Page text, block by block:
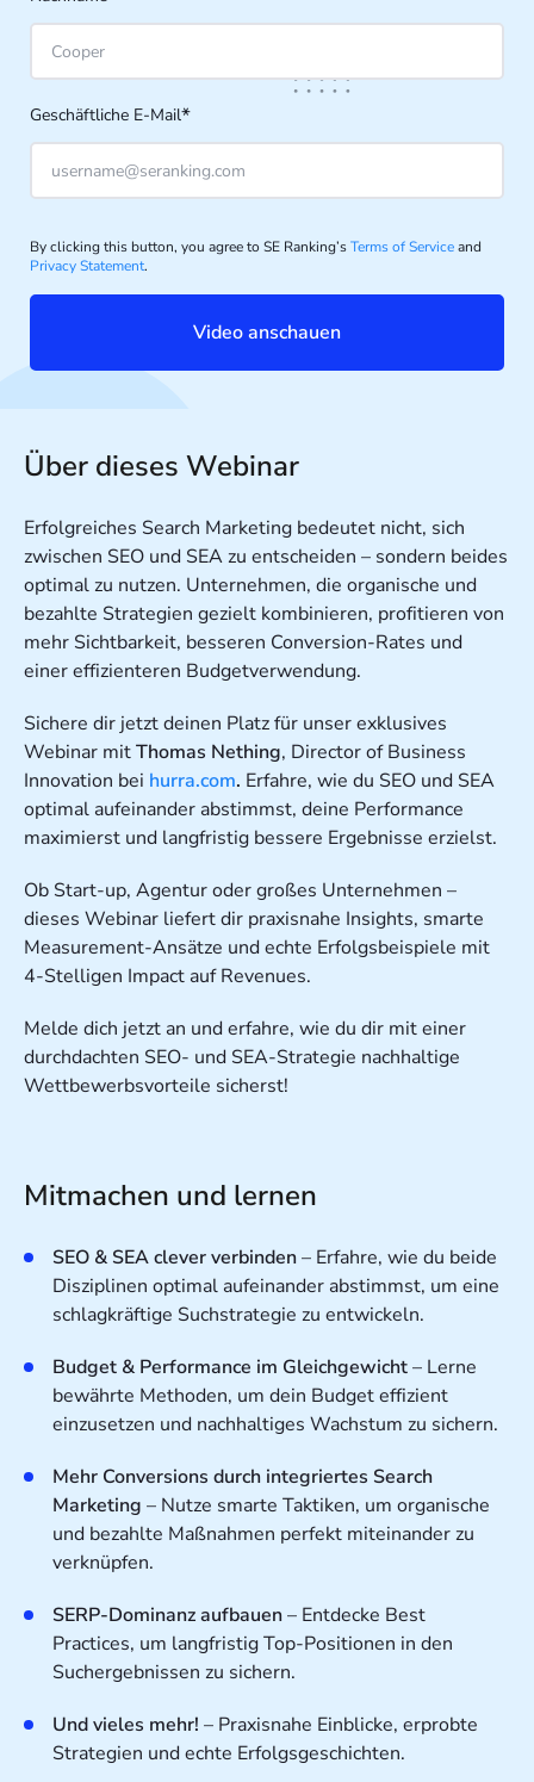
Geschäftliche E-Mail*
By clicking this button, you agree to SE Ranking’sTerms of Serviceand
Privacy Statement.
Video anschauen
Über dieses Webinar
Erfolgreiches Search Marketing bedeutet nicht, sich
zwischen SEO und SEA zu entscheiden – sondern beides
optimal zu nutzen. Unternehmen, die organische und
bezahlte Strategien gezielt kombinieren, profitieren von
mehr Sichtbarkeit, besseren Conversion-Rates und
einer effizienteren Budgetverwendung.
Sichere dir jetzt deinen Platz für unser exklusives
Webinar mitThomas Nething, Director of Business
Innovation bei hurra.com. Erfahre, wie du SEO und SEA
optimal aufeinander abstimmst, deine Performance
maximierst und langfristig bessere Ergebnisse erzielst.
Ob Start-up, Agentur oder großes Unternehmen –
dieses Webinar liefert dir praxisnahe Insights, smarte
Measurement-Ansätze und echte Erfolgsbeispiele mit
4-Stelligen Impact auf Revenues.
Melde dich jetzt an und erfahre, wie du dir mit einer
durchdachten SEO- und SEA-Strategie nachhaltige
Wettbewerbsvorteile sicherst!
Mitmachen und lernen
SEO & SEA clever verbinden– Erfahre, wie du beide
Disziplinen optimal aufeinander abstimmst, um eine
schlagkräftige Suchstrategie zu entwickeln.
Budget & Performance im Gleichgewicht– Lerne
bewährte Methoden, um dein Budget effizient
einzusetzen und nachhaltiges Wachstum zu sichern.
Mehr Conversions durch integriertes Search
Marketing – Nutze smarte Taktiken, um organische
und bezahlte Maßnahmen perfekt miteinander zu
verknüpfen.
SERP-Dominanz aufbauen– Entdecke Best
Practices, um langfristig Top-Positionen in den
Suchergebnissen zu sichern.
Und vieles mehr! – Praxisnahe Einblicke, erprobte
Strategien und echte Erfolgsgeschichten.